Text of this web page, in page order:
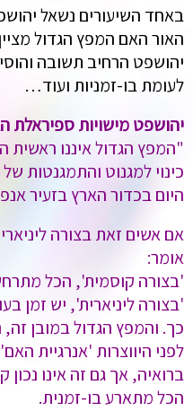
באחד השיעורים נשאל
האור האם המפץ הגדול
יהושפט הרחיב תשובה
לעומת בו-זמניות ועוד…
יהושפט מישויות ספיראלת
"המפץ הגדול איננו ראשית
כינוי למגנוט והתמגנטות
היום בכדור הארץ בזעיר
אם אשים זאת בצורה
אומר:
'בצורה קוסמית', הכל
'בצורה ליניארית', יש זמן
כך. והמפץ הגדול במובן
לפני היווצרות 'אנרגיית
ברואיה, אך גם זה אינו נכון
הכל מתארע בו-זמנית.